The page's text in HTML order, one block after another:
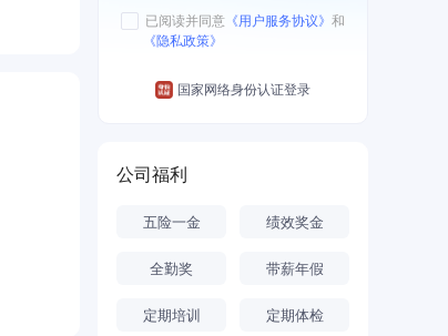
航
已阅读并同意 《用户服务协议》 和
《隐私政策》
国家网络身份认证登录
公司福利
五险一金 绩效奖金
全勤奖 带薪年假
定期培训 定期体检